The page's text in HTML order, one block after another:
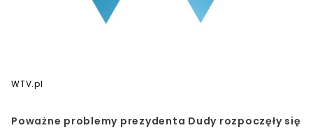
WTV.pl
Poważne problemy prezydenta Dudy rozpoczęły się